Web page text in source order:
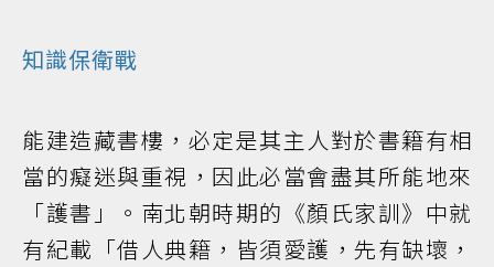
知識保衛戰
能建造藏書樓，必定是其主人對於書籍有相
當的癡迷與重視，因此必當會盡其所能地來
「護書」。南北朝時期的《顏氏家訓》中就
有紀載「借人典籍，皆須愛護，先有缺壞，